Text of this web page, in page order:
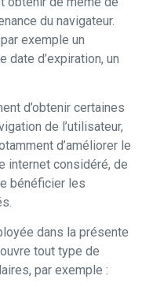
du navigateur.
exemple un
date d’expiration, un
d’obtenir certaines
de l’utilisateur,
d’améliorer le
internet considéré, de
bénéficier les
dans la présente
tout type de
par exemple :